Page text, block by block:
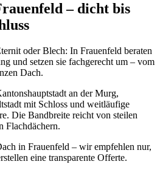
– dicht bis
oder Blech: In Frauenfeld beraten
und setzen sie fachgerecht um – vom
Dach.
an der Murg,
mit Schloss und weitläufige
Die Bandbreite reicht von steilen
Flachdächern.
in Frauenfeld – wir empfehlen nur,
eine transparente Offerte.